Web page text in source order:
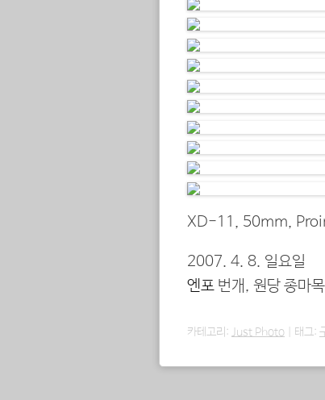
XD-11, 50mm,
2007. 4. 8. 일요일
엔포 번개, 원당 종마
카테고리: Just Photo 태그: